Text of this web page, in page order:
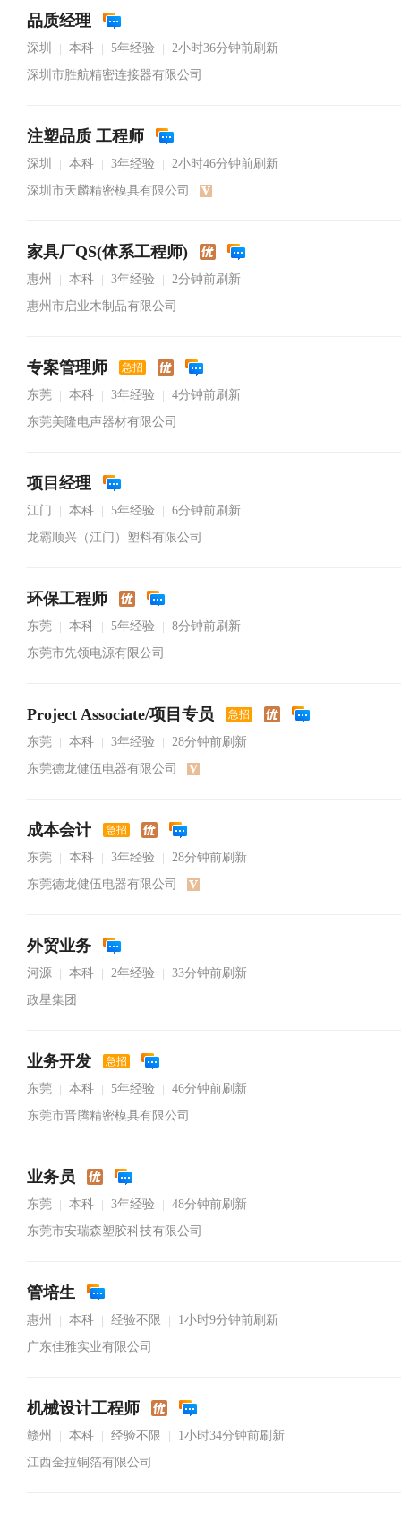
品质经理
深圳 本科 5年经验
2小时36分钟前刷新
深圳市胜航精密连接器有限公司
注塑品质 工程师
深圳 本科 3年经验
2小时46分钟前刷新
深圳市天麟精密模具有限公司
家具厂QS(体系工程师)
惠州 本科 3年经验
2分钟前刷新
惠州市启业木制品有限公司
专案管理师 急招
东莞 本科 3年经验
4分钟前刷新
东莞美隆电声器材有限公司
项目经理
江门 本科 5年经验
6分钟前刷新
龙霸顺兴（江门）塑料有限公司
环保工程师
东莞 本科 5年经验
8分钟前刷新
东莞市先领电源有限公司
Project Associate/项目专员 急招
东莞 本科 3年经验
28分钟前刷新
东莞德龙健伍电器有限公司
成本会计 急招
东莞 本科 3年经验
28分钟前刷新
东莞德龙健伍电器有限公司
外贸业务
河源 本科 2年经验
33分钟前刷新
政星集团
业务开发 急招
东莞 本科 5年经验
46分钟前刷新
东莞市晋腾精密模具有限公司
业务员
东莞 本科 3年经验
48分钟前刷新
东莞市安瑞森塑胶科技有限公司
管培生
惠州 本科 经验不限
1小时9分钟前刷新
广东佳雅实业有限公司
机械设计工程师
赣州 本科 经验不限
1小时34分钟前刷新
江西金拉铜箔有限公司